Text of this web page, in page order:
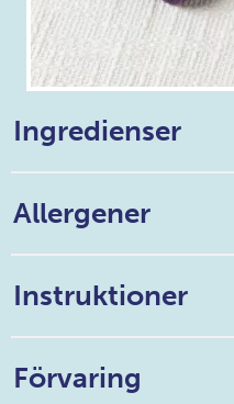
Ingredienser
Allergener
Instruktioner
Förvaring